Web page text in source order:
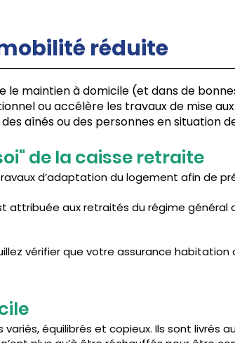
réduite
le maintien à domicile (et dans de
ou accélère les travaux de mise
aînés ou des personnes en situation
de la caisse retraite
d’adaptation du logement afin de
attribuée aux retraités du régime général
vérifier que votre assurance
équilibrés et copieux. Ils sont livrés